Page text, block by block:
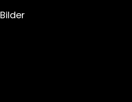
Bilder